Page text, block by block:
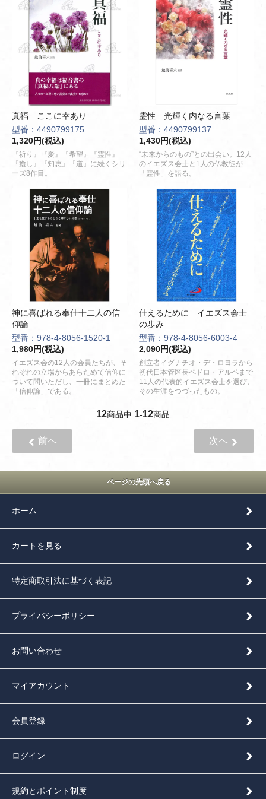
真福 ここに幸あり
型番：4490799175
1,320円(税込)
『祈り』『愛』『希望』『霊性』
『癒し』『知恵』『道』に続くシリ
ーズ8作目。
霊性 光輝く内なる言葉
型番：4490799137
1,430円(税込)
“未来からのもの”との出会い。12人
のイエズス会士と1人の仏教徒が
「霊性」を語る。
神に喜ばれる奉仕十二人の信
仰論
型番：978-4-8056-1520-1
1,980円(税込)
イエズス会の12人の会員たちが、そ
れぞれの立場からあらためて信仰に
ついて問いただし、一冊にまとめた
「信仰論」である。
仕えるために イエズス会士
の歩み
型番：978-4-8056-6003-4
2,090円(税込)
創立者イグナチオ・デ・ロヨラから
初代日本管区長ペドロ・アルペまで
11人の代表的イエズス会士を選び、
その生涯をつづったもの。
12商品中 1-12商品
前へ 次へ
ページの先頭へ戻る
ホーム
カートを見る
特定商取引法に基づく表記
プライバシーポリシー
お問い合わせ
マイアカウント
会員登録
ログイン
規約とポイント制度